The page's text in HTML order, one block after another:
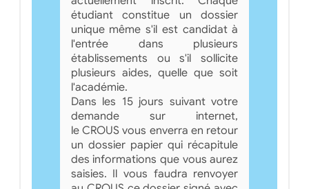
étudiant constitue un dossier
unique même s'il est candidat à
l'entrée dans plusieurs
établissements ou s'il sollicite
plusieurs aides, quelle que soit
l'académie.
Dans les 15 jours suivant votre
demande sur internet,
le CROUS vous enverra en retour
un dossier papier qui récapitule
des informations que vous aurez
saisies. Il vous faudra renvoyer